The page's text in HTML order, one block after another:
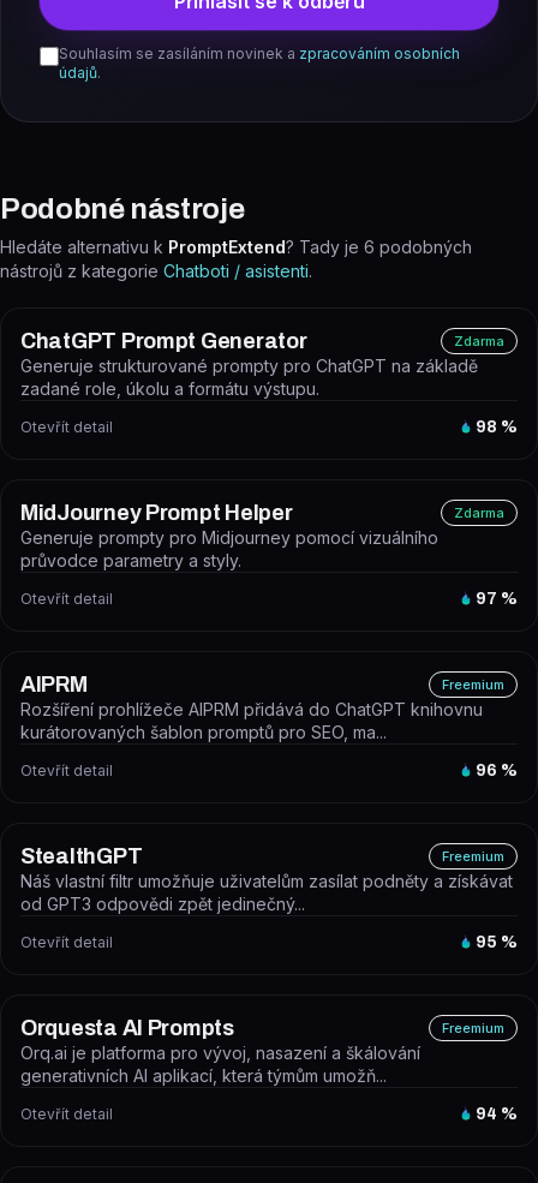
Souhlasím se zasíláním novinek a zpracováním osobních
údajů.
Podobné nástroje
Hledáte alternativu k PromptExtend? Tady je 6 podobných
nástrojů z kategorie Chatboti / asistenti.
ChatGPT Prompt Generator Zdarma
Generuje strukturované prompty pro ChatGPT na základě
zadané role, úkolu a formátu výstupu.
Otevřít detail 98 %
MidJourney Prompt Helper Zdarma
Generuje prompty pro Midjourney pomocí vizuálního
průvodce parametry a styly.
Otevřít detail 97 %
AIPRM Freemium
Rozšíření prohlížeče AIPRM přidává do ChatGPT knihovnu
kurátorovaných šablon promptů pro SEO, ma...
Otevřít detail 96 %
StealthGPT Freemium
Náš vlastní filtr umožňuje uživatelům zasílat podněty a získávat
od GPT3 odpovědi zpět jedinečný...
Otevřít detail 95 %
Orquesta AI Prompts Freemium
Orq.ai je platforma pro vývoj, nasazení a škálování
generativních AI aplikací, která týmům umožň...
Otevřít detail 94 %